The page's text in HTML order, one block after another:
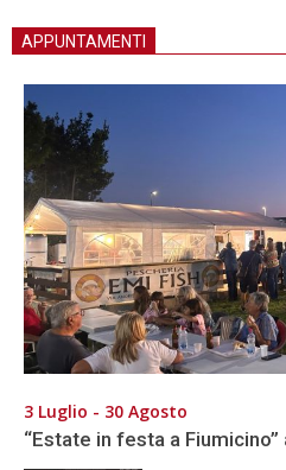
APPUNTAMENTI
3 Luglio - 30 Agosto
“Estate in festa a